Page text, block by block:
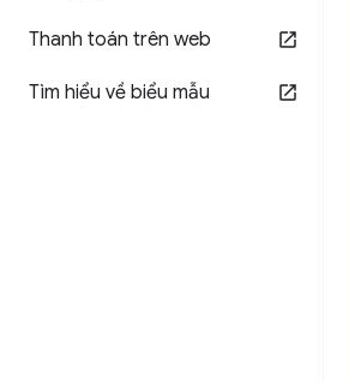
Thanh toán trên web
Tìm hiểu về biểu mẫu